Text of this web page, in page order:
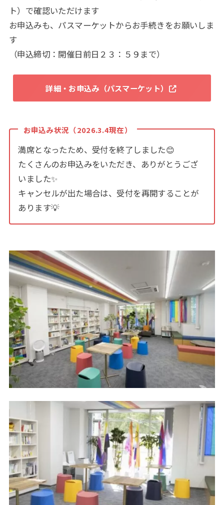
ト）で確認いただけます
お申込みも、パスマーケットからお手続きをお願いしま
す
（申込締切：開催日前日２３：５９まで）
詳細・お申込み（パスマーケット）
お申込み状況（2026.3.4現在）
満席となったため、受付を終了しました😊
たくさんのお申込みをいただき、ありがとうござ
いました✨
キャンセルが出た場合は、受付を再開することが
あります💡